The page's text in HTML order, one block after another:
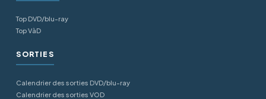
Top DVD/blu-ray
Top VàD
SORTIES
Calendrier des sorties DVD/blu-ray
Calendrier des sorties VOD